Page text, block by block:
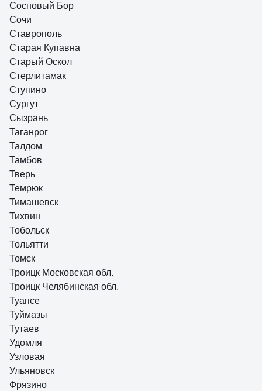
Сосновый Бор
Сочи
Ставрополь
Старая Купавна
Старый Оскол
Стерлитамак
Ступино
Сургут
Сызрань
Таганрог
Талдом
Тамбов
Тверь
Темрюк
Тимашевск
Тихвин
Тобольск
Тольятти
Томск
Троицк Московская обл.
Троицк Челябинская обл.
Туапсе
Туймазы
Тутаев
Удомля
Узловая
Ульяновск
Фрязино